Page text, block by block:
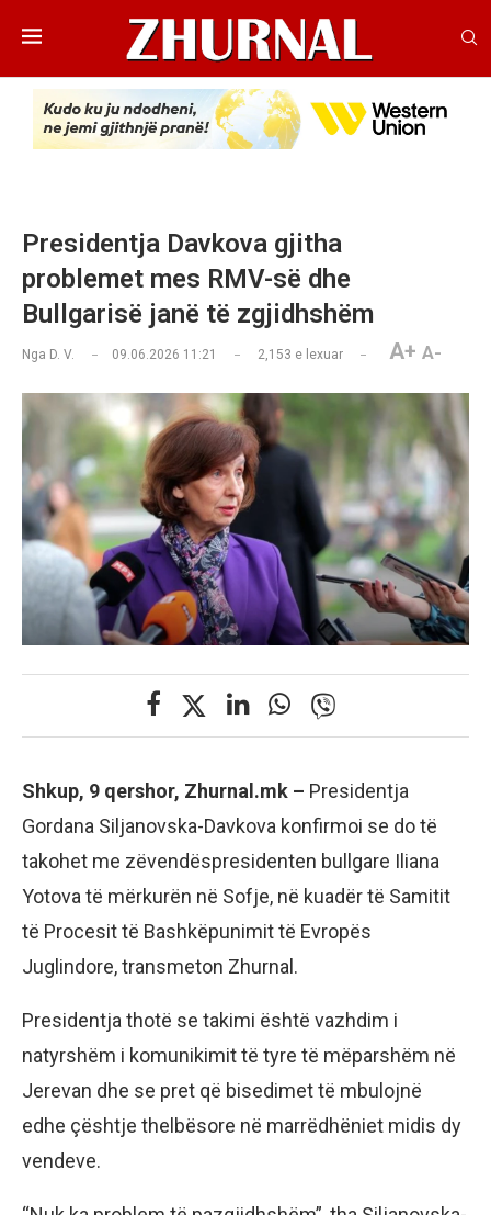
Presidentja Davkova gjitha
problemet mes RMV-së dhe
Bullgarisë janë të zgjidhshëm
Nga D. V. 09.06.2026 11:21 2,153 e lexuar A+ A-
Shkup, 9 qershor, Zhurnal.mk – Presidentja
Gordana Siljanovska-Davkova konfirmoi se do të
takohet me zëvendëspresidenten bullgare Iliana
Yotova të mërkurën në Sofje, në kuadër të Samitit
të Procesit të Bashkëpunimit të Evropës
Juglindore, transmeton Zhurnal.
Presidentja thotë se takimi është vazhdim i
natyrshëm i komunikimit të tyre të mëparshëm në
Jerevan dhe se pret që bisedimet të mbulojnë
edhe çështje thelbësore në marrëdhëniet midis dy
vendeve.